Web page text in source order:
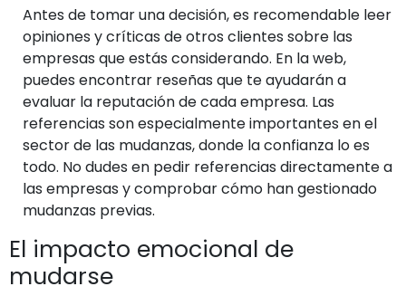
Antes de tomar una decisión, es recomendable leer
opiniones y críticas de otros clientes sobre las
empresas que estás considerando. En la web,
puedes encontrar reseñas que te ayudarán a
evaluar la reputación de cada empresa. Las
referencias son especialmente importantes en el
sector de las mudanzas, donde la confianza lo es
todo. No dudes en pedir referencias directamente a
las empresas y comprobar cómo han gestionado
mudanzas previas.
El impacto emocional de
mudarse